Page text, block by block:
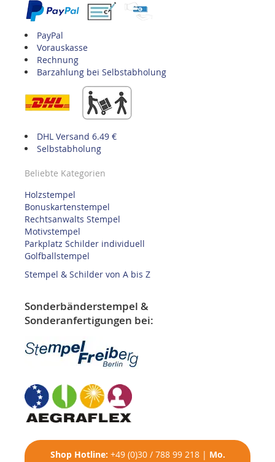
PayPal
Vorauskasse
Rechnung
Barzahlung bei Selbstabholung
DHL Versand 6.49 €
Selbstabholung
Beliebte Kategorien
Holzstempel
Bonuskartenstempel
Rechtsanwalts Stempel
Motivstempel
Parkplatz Schilder individuell
Golfballstempel
Stempel & Schilder von A bis Z
Sonderbänderstempel &
Sonderanfertigungen bei:
Shop Hotline: +49 (0)30 / 788 99 218| Mo.